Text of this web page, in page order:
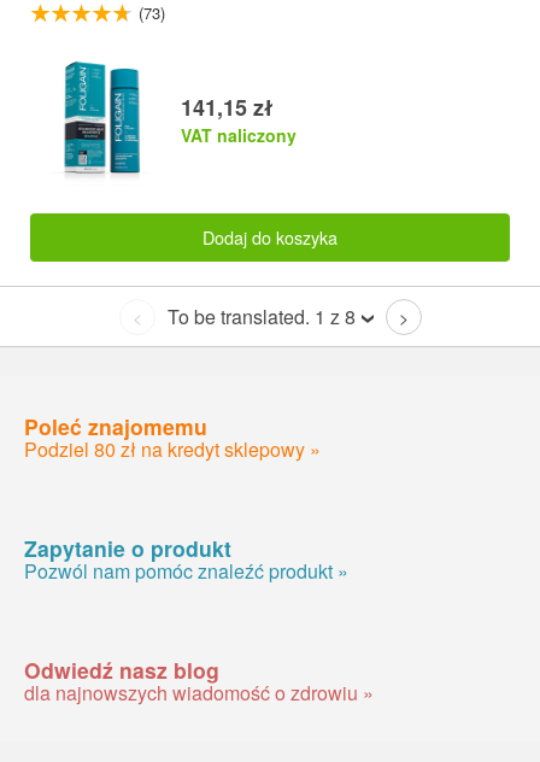
(73)
141,15 zł
VAT naliczony
Dodaj do koszyka
< To be translated. 1 z 8 >
Poleć znajomemu
Podziel 80 zł na kredyt sklepowy »
Zapytanie o produkt
Pozwól nam pomóc znaleźć produkt »
Odwiedź nasz blog
dla najnowszych wiadomość o zdrowiu »